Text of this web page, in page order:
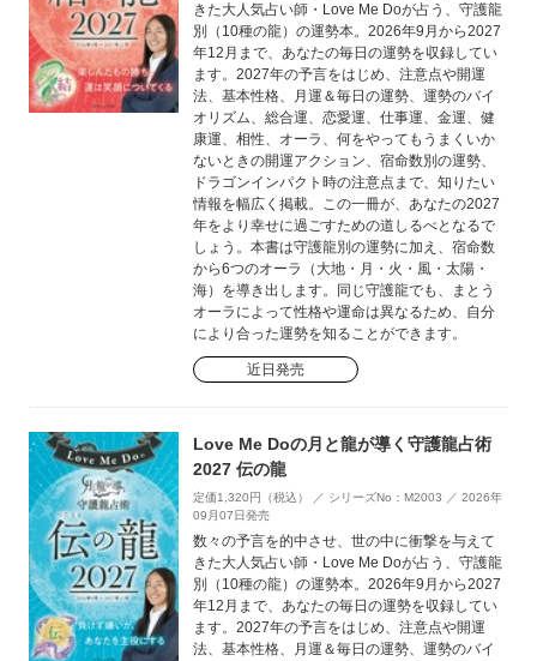
きた大人気占い師・Love Me Doが占う、守護龍
別（10種の龍）の運勢本。2026年9月から2027
年12月まで、あなたの毎日の運勢を収録してい
ます。2027年の予言をはじめ、注意点や開運
法、基本性格、月運＆毎日の運勢、運勢のバイ
オリズム、総合運、恋愛運、仕事運、金運、健
康運、相性、オーラ、何をやってもうまくいか
ないときの開運アクション、宿命数別の運勢、
ドラゴンインパクト時の注意点まで、知りたい
情報を幅広く掲載。この一冊が、あなたの2027
年をより幸せに過ごすための道しるべとなるで
しょう。本書は守護龍別の運勢に加え、宿命数
から6つのオーラ（大地・月・火・風・太陽・
海）を導き出します。同じ守護龍でも、まとう
オーラによって性格や運命は異なるため、自分
により合った運勢を知ることができます。
近日発売
Love Me Doの月と龍が導く守護龍占術
2027 伝の龍
定価1,320円（税込） ／ シリーズNo：M2003 ／ 2026年
09月07日発売
数々の予言を的中させ、世の中に衝撃を与えて
きた大人気占い師・Love Me Doが占う、守護龍
別（10種の龍）の運勢本。2026年9月から2027
年12月まで、あなたの毎日の運勢を収録してい
ます。2027年の予言をはじめ、注意点や開運
法、基本性格、月運＆毎日の運勢、運勢のバイ